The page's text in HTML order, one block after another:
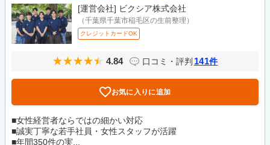
[運営会社] ビクシア株式会社
（千葉県千葉市稲毛区の生前整理）
クレジットカードOK
4.84 口コミ・評判 141件
お気に入りに追加
■女性経営者ならではの細かい対応
■誠実丁寧な若手社員・女性スタッフが活躍
■年間350件の実...